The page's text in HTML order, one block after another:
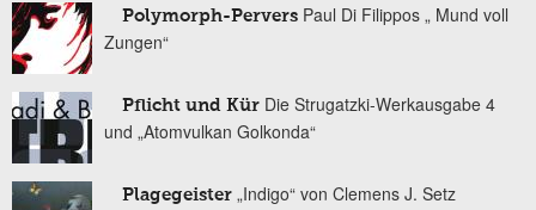
Polymorph-Pervers Paul Di Filippos „ Mund voll
Zungen“
Pflicht und Kür Die Strugatzki-Werkausgabe 4
und „Atomvulkan Golkonda“
Plagegeister „Indigo“ von Clemens J. Setz